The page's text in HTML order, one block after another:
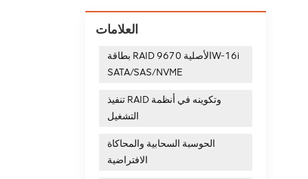
العلامات
بطاقة RAID الأصلية 9670W-16i
SATA/SAS/NVME
تنفيذ RAID وتكوينه في أنظمة
التشغيل
الحوسبة السحابية والمحاكاة
الافتراضية